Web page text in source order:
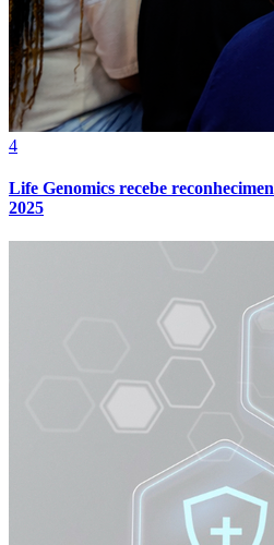
4
Life Genomics recebe
2025